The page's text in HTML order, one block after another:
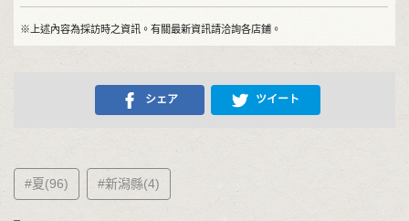
※上述內容為採訪時之資訊。有關最新資訊請洽詢各店鋪。
シェア ツイート
#夏(96) #新潟縣(4)